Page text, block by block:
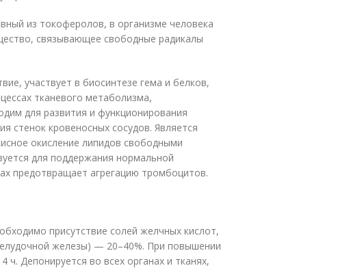
из токоферолов, в организме человека
связывающее свободные радикалы
участвует в биосинтезе гема и белков,
тканевого метаболизма,
для развития и функционирования
стенок кровеносных сосудов. Является
окисление липидов свободными
для поддержания нормальной
предотвращает агрегацию тромбоцитов.
присутствие солей желчных кислот,
железы) — 20–40%. При повышении
ч. Депонируется во всех органах и тканях,